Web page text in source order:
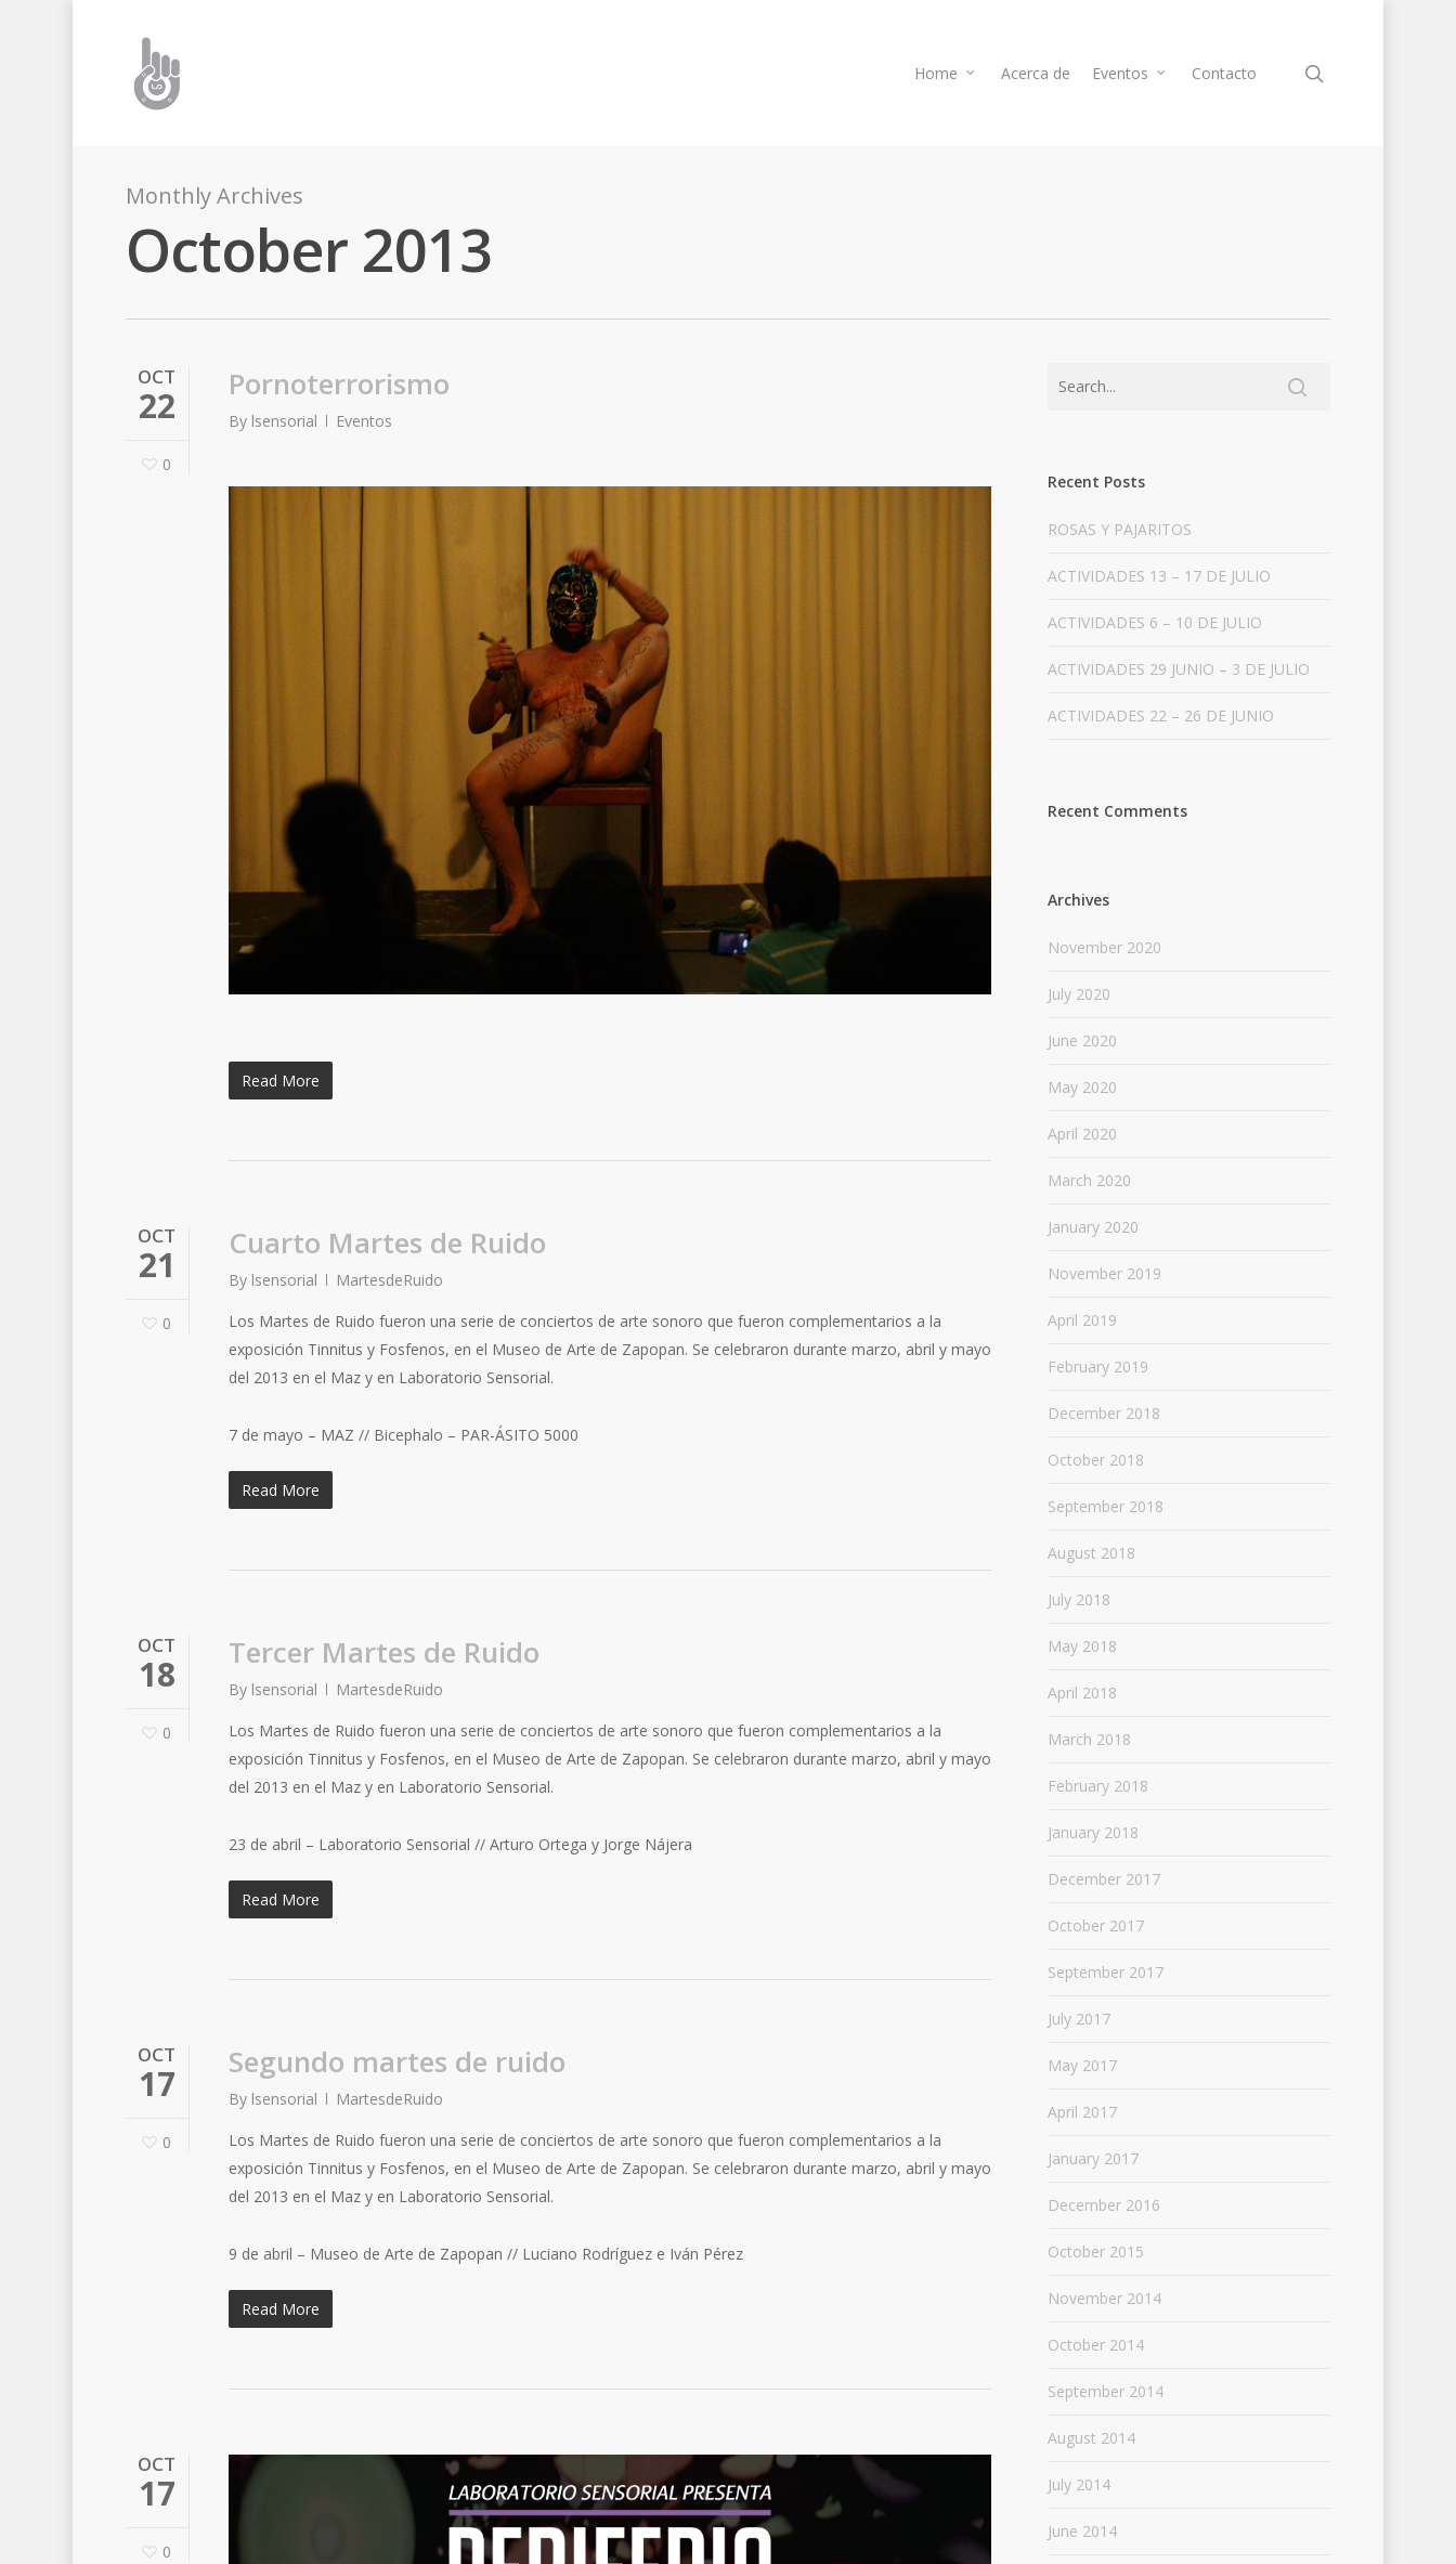
Home Acerca de Eventos Contacto
Monthly Archives
October 2013
OCT
22
0
Pornoterrorismo
By lsensorial Eventos
Read More
OCT
21
0
Cuarto Martes de Ruido
By lsensorial
MartesdeRuido
Los Martes de Ruido fueron una serie de conciertos de arte sonoro que fueron complementarios a la
exposición Tinnitus y Fosfenos, en el Museo de Arte de Zapopan. Se celebraron durante marzo, abril y mayo
del 2013 en el Maz y en Laboratorio Sensorial.
7 de mayo – MAZ // Bicephalo – PAR-ÁSITO 5000
Read More
OCT
18
0
Tercer Martes de Ruido
By lsensorial
MartesdeRuido
Los Martes de Ruido fueron una serie de conciertos de arte sonoro que fueron complementarios a la
exposición Tinnitus y Fosfenos, en el Museo de Arte de Zapopan. Se celebraron durante marzo, abril y mayo
del 2013 en el Maz y en Laboratorio Sensorial.
23 de abril – Laboratorio Sensorial // Arturo Ortega y Jorge Nájera
Read More
OCT
17
0
Segundo martes de ruido
By lsensorial
MartesdeRuido
Los Martes de Ruido fueron una serie de conciertos de arte sonoro que fueron complementarios a la
exposición Tinnitus y Fosfenos, en el Museo de Arte de Zapopan. Se celebraron durante marzo, abril y mayo
del 2013 en el Maz y en Laboratorio Sensorial.
9 de abril – Museo de Arte de Zapopan // Luciano Rodríguez e Iván Pérez
Read More
OCT
17
0
Recent Posts
ROSAS Y PAJARITOS
ACTIVIDADES 13 – 17 DE JULIO
ACTIVIDADES 6 – 10 DE JULIO
ACTIVIDADES 29 JUNIO – 3 DE JULIO
ACTIVIDADES 22 – 26 DE JUNIO
Recent Comments
Archives
November 2020
July 2020
June 2020
May 2020
April 2020
March 2020
January 2020
November 2019
April 2019
February 2019
December 2018
October 2018
September 2018
August 2018
July 2018
May 2018
April 2018
March 2018
February 2018
January 2018
December 2017
October 2017
September 2017
July 2017
May 2017
April 2017
January 2017
December 2016
October 2015
November 2014
October 2014
September 2014
August 2014
July 2014
June 2014